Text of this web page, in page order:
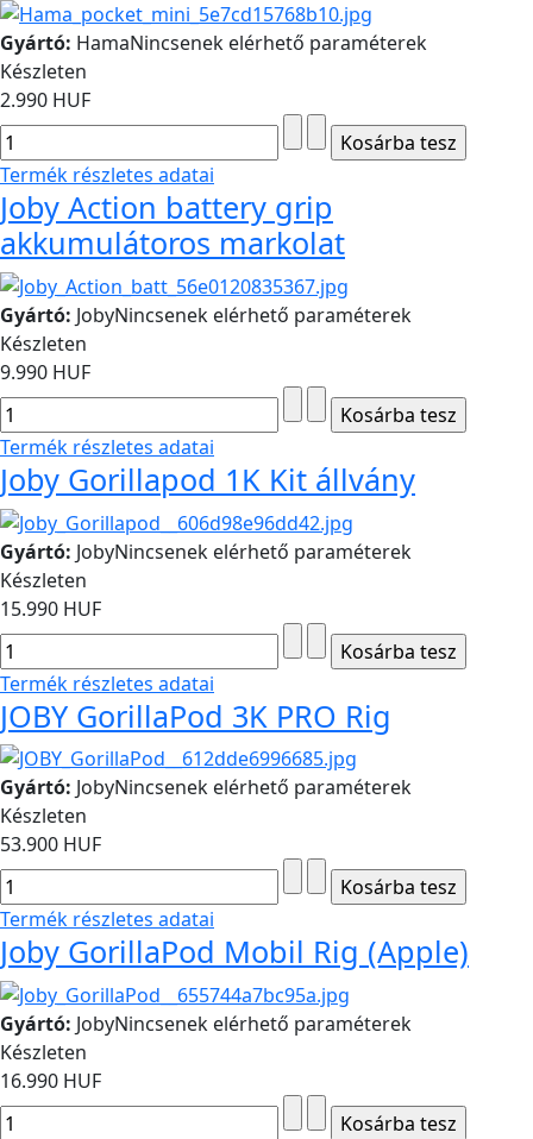
Gyártó: HamaNincsenek elérhető paraméterek
Készleten
2.990 HUF
Termék részletes adatai
Joby Action battery grip
akkumulátoros markolat
Gyártó: JobyNincsenek elérhető paraméterek
Készleten
9.990 HUF
Termék részletes adatai
Joby Gorillapod 1K Kit állvány
Gyártó: JobyNincsenek elérhető paraméterek
Készleten
15.990 HUF
Termék részletes adatai
JOBY GorillaPod 3K PRO Rig
Gyártó: JobyNincsenek elérhető paraméterek
Készleten
53.900 HUF
Termék részletes adatai
Joby GorillaPod Mobil Rig (Apple)
Gyártó: JobyNincsenek elérhető paraméterek
Készleten
16.990 HUF